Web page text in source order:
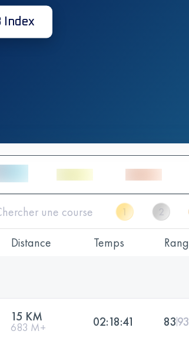
Index
Distance Temps Rang
15 KM
683 M+ 02:18:41 8393